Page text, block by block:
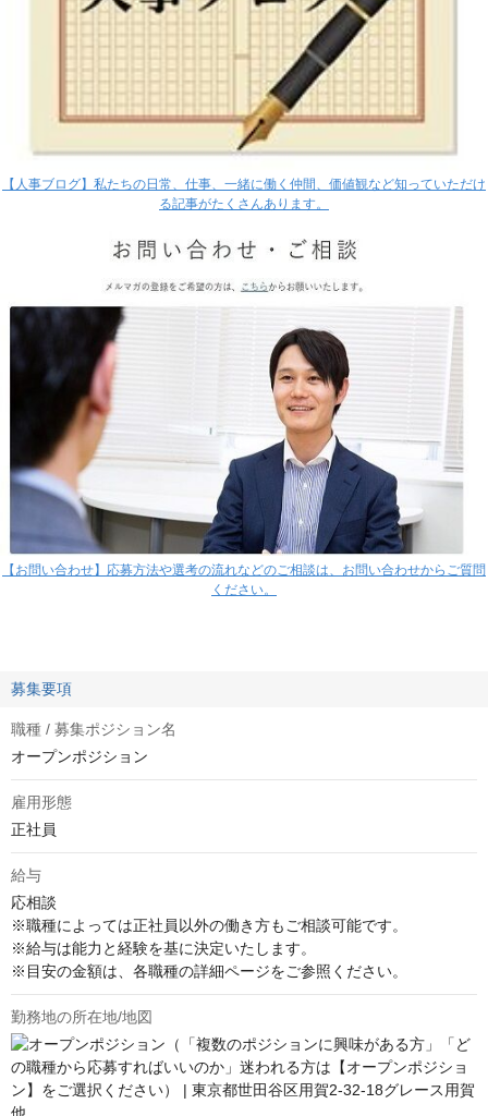
【人事ブログ】私たちの日常、仕事、一緒に働く仲間、価値観など知っていただけ
る記事がたくさんあります。
【お問い合わせ】応募方法や選考の流れなどのご相談は、お問い合わせからご質問
ください。
募集要項
職種 / 募集ポジション名
オープンポジション
雇用形態
正社員
給与
応相談
※職種によっては正社員以外の働き方もご相談可能です。
※給与は能力と経験を基に決定いたします。
※目安の金額は、各職種の詳細ページをご参照ください。
勤務地の所在地/地図